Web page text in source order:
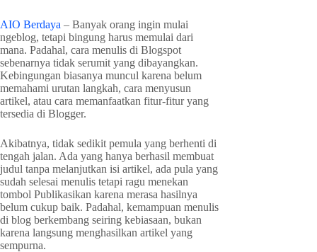
AIO Berdaya – Banyak orang ingin mulai
ngeblog, tetapi bingung harus memulai dari
mana. Padahal, cara menulis di Blogspot
sebenarnya tidak serumit yang dibayangkan.
Kebingungan biasanya muncul karena belum
memahami urutan langkah, cara menyusun
artikel, atau cara memanfaatkan fitur-fitur yang
tersedia di Blogger.
Akibatnya, tidak sedikit pemula yang berhenti di
tengah jalan. Ada yang hanya berhasil membuat
judul tanpa melanjutkan isi artikel, ada pula yang
sudah selesai menulis tetapi ragu menekan
tombol Publikasikan karena merasa hasilnya
belum cukup baik. Padahal, kemampuan menulis
di blog berkembang seiring kebiasaan, bukan
karena langsung menghasilkan artikel yang
sempurna.